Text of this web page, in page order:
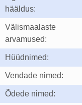
hääldus:
Välismaalaste
arvamused:
Hüüdnimed:
Vendade nimed:
Õdede nimed: